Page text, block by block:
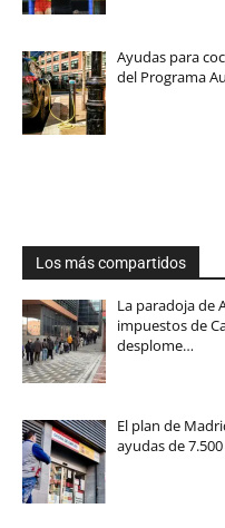
Ayudas para
del Programa
Los más compartidos
La paradoja de
impuestos de
desplome…
El plan de
ayudas de